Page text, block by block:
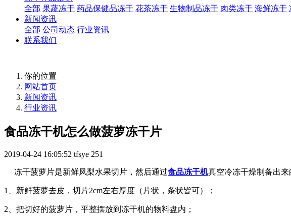
全部 果蔬冻干 药品保健品冻干 花茶冻干 生物制品冻干 肉类冻干 海鲜冻干
新闻资讯
全部 公司动态 行业资讯
联系我们
你的位置
网站首页
新闻资讯
行业资讯
食品冻干机怎么做菠萝冻干片
2019-04-24 16:05:52 tfsye 251
冻干菠萝片是新鲜凤梨水果切片，然后通过食品冻干机真空冷冻干燥制备出
1、新鲜菠萝去皮，切片2cm左右厚度（片状，条状皆可）；
2、把切好的菠萝片，平整摆放到冻干机的物料盘内；